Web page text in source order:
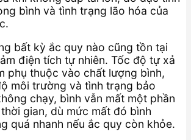
bình và tình trạng lão hóa của
bất kỳ ắc quy nào cũng tồn tại
điện tích tự nhiên. Tốc độ tự xả
phụ thuộc vào chất lượng bình,
môi trường và tình trạng bảo
chạy, bình vẫn mất một phần
gian, dù mức mất đó bình
quá nhanh nếu ắc quy còn khỏe.